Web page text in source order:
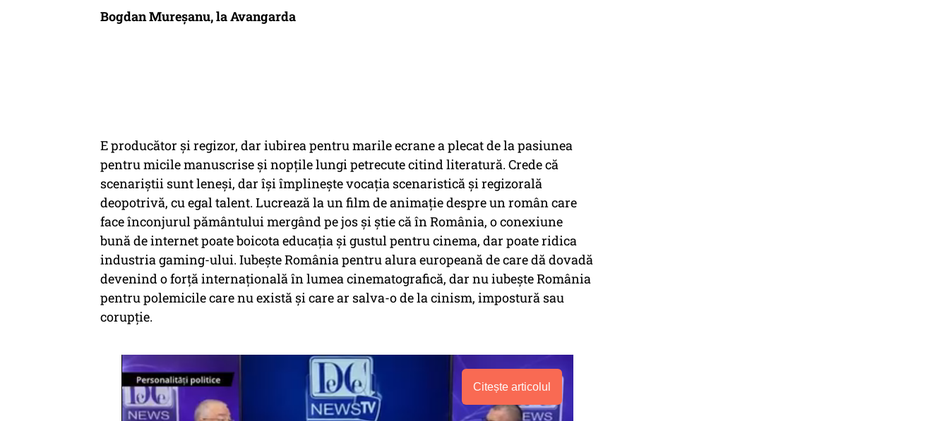
Bogdan Mureșanu, la Avangarda
E producător și regizor, dar iubirea pentru marile ecrane a plecat de la pasiunea
pentru micile manuscrise și nopțile lungi petrecute citind literatură. Crede că
scenariștii sunt leneși, dar își împlinește vocația scenaristică și regizorală
deopotrivă, cu egal talent. Lucrează la un film de animație despre un român care
face înconjurul pământului mergând pe jos și știe că în România, o conexiune
bună de internet poate boicota educația și gustul pentru cinema, dar poate ridica
industria gaming-ului. Iubește România pentru alura europeană de care dă dovadă
devenind o forță internațională în lumea cinematografică, dar nu iubește România
pentru polemicile care nu există și care ar salva-o de la cinism, impostură sau
corupție.
Citește articolul